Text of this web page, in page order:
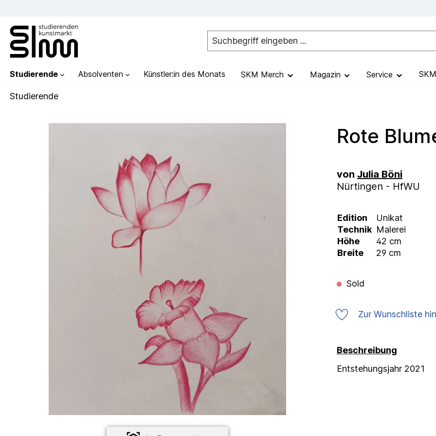
Studierende Absolventen Künstler:in des Monats SKM Merch Magazin Service
Studierende
Rote
von Julia Böni
Nürtingen - HfWU
Edition
Unikat
Technik Malerei
Höhe
42 cm
Breite
29 cm
Sold
Zur Wunschliste
Beschreibung
Entstehungsjahr 2021